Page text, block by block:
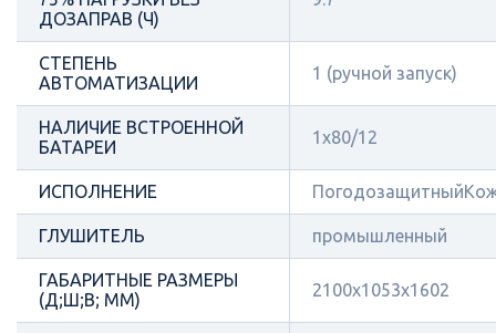
ДОЗАПРАВ (Ч)
СТЕПЕНЬ
АВТОМАТИЗАЦИИ
1 (ручной запуск)
НАЛИЧИЕ ВСТРОЕННОЙ
БАТАРЕИ
1x80/12
ИСПОЛНЕНИЕ
ГЛУШИТЕЛЬ промышленный
ГАБАРИТНЫЕ РАЗМЕРЫ
(Д;Ш;В; ММ)
2100х1053х1602